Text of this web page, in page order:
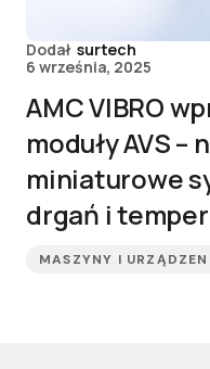
Dodał surtech
6 września, 2025
AMC VIBRO
moduły AVS
miniaturowe
drgań i
MASZYNY I